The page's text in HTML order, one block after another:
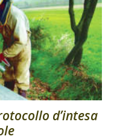
d’intesa